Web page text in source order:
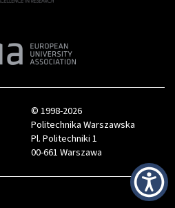
© 1998-2026
Politechnika Warszawska
Pl. Politechniki 1
00-661 Warszawa